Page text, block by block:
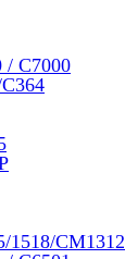
/ C7000
1518/CM1312